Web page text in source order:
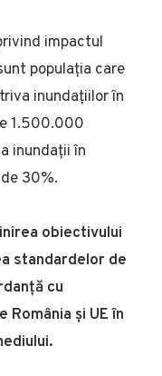
impactul
populația care
inundațiilor în
1.500.000
inundații în
30%.
obiectivului
standardelor de
cu
și UE în